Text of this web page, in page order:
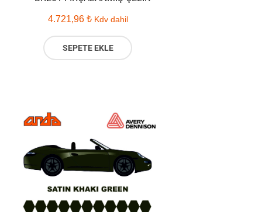
4.721,96 ₺ Kdv dahil
SEPETE EKLE